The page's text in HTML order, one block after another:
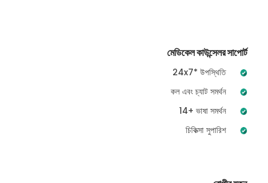
মেডিকেল কাউন্সেলর সাপোর্ট
24x7* উপস্থিতি
কল এবং চ্যাট সমর্থন
14+ ভাষা সমর্থন
চিকিত্সা সুপারিশ